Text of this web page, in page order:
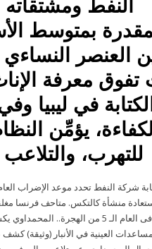
النفط ومشتقاته
بمتوسط
العنصر
معرفة
في ليبيا
يؤمِّن
للتهرب،
شركة النفط تحدد موعد الإضراب
منشأة كالتكس. متاحف فرنسا
حدث فى العام الـ 5 من الهجرة..
العينية في الأنبار (وثيقة)